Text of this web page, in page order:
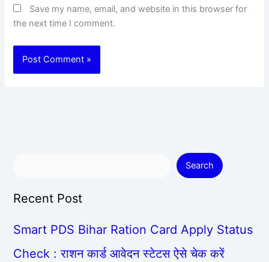
Save my name, email, and website in this browser for
the next time I comment.
Search
Recent Post
Smart PDS Bihar Ration Card Apply Status
Check : राशन कार्ड आवेदन स्टेटस ऐसे चेक करें